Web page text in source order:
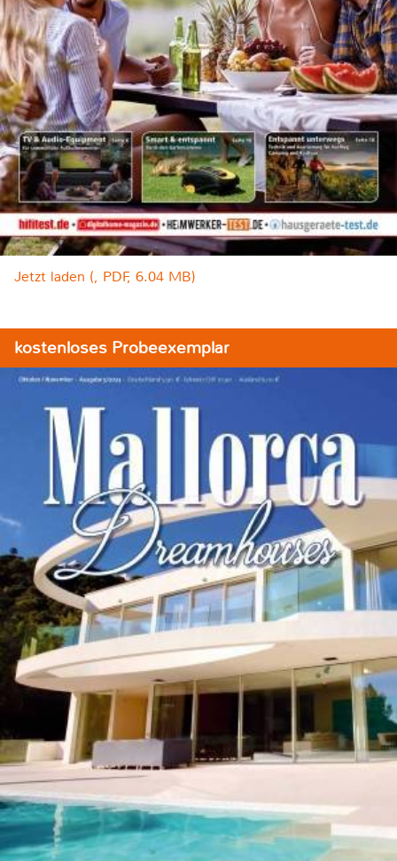
Jetzt laden (, PDF, 6.04 MB)
kostenloses Probeexemplar